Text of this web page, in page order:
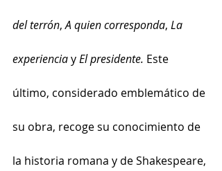
del terrón, A quien corresponda, La
experiencia y El presidente. Este
último, considerado emblemático de
su obra, recoge su conocimiento de
la historia romana y de Shakespeare,